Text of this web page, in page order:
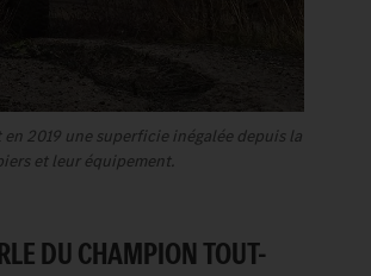
2019 une superficie inégalée depuis la
et leur équipement.
DU CHAMPION TOUT-